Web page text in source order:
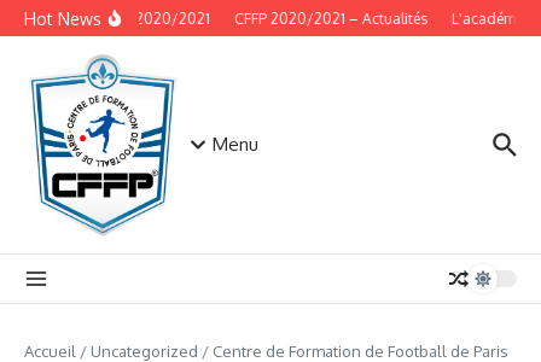
Aller au contenu
Hot News
Actualités – CFFP 2020/2021 CFFP 2020/2021 – Actualités L'académie
Menu
Accueil / Uncategorized / Centre de Formation de Football de Paris